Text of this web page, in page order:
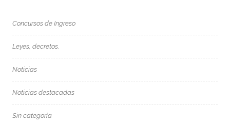
Concursos de Ingreso
Leyes, decretos.
Noticias
Noticias destacadas
Sin categoría